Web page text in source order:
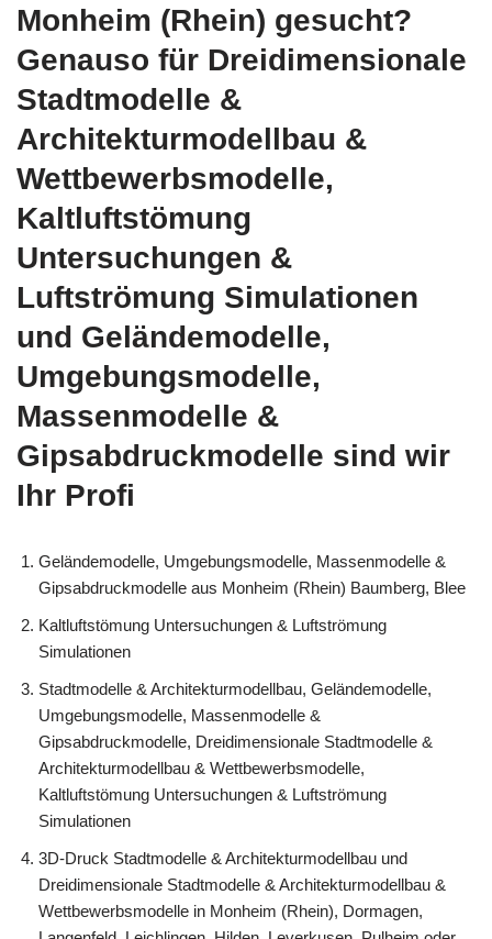
Monheim (Rhein) gesucht?
Genauso für Dreidimensionale
Stadtmodelle &
Architekturmodellbau &
Wettbewerbsmodelle,
Kaltluftstömung
Untersuchungen &
Luftströmung Simulationen
und Geländemodelle,
Umgebungsmodelle,
Massenmodelle &
Gipsabdruckmodelle sind wir
Ihr Profi
Geländemodelle, Umgebungsmodelle, Massenmodelle &
Gipsabdruckmodelle aus Monheim (Rhein) Baumberg, Blee
Kaltluftstömung Untersuchungen & Luftströmung
Simulationen
Stadtmodelle & Architekturmodellbau, Geländemodelle,
Umgebungsmodelle, Massenmodelle &
Gipsabdruckmodelle, Dreidimensionale Stadtmodelle &
Architekturmodellbau & Wettbewerbsmodelle,
Kaltluftstömung Untersuchungen & Luftströmung
Simulationen
3D-Druck Stadtmodelle & Architekturmodellbau und
Dreidimensionale Stadtmodelle & Architekturmodellbau &
Wettbewerbsmodelle in Monheim (Rhein), Dormagen,